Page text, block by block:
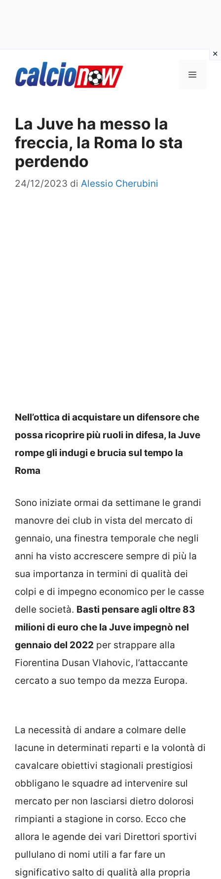
Menu
La Juve ha messo la
freccia, la Roma lo sta
perdendo
24/12/2023 di Alessio Cherubini
Nell’ottica di acquistare un difensore che
possa ricoprire più ruoli in difesa, la Juve
rompe gli indugi e brucia sul tempo la
Roma
Sono iniziate ormai da settimane le grandi
manovre dei club in vista del mercato di
gennaio, una finestra temporale che negli
anni ha visto accrescere sempre di più la
sua importanza in termini di qualità dei
colpi e di impegno economico per le casse
delle società. Basti pensare agli oltre 83
milioni di euro che la Juve impegnò nel
gennaio del 2022 per strappare alla
Fiorentina Dusan Vlahovic, l’attaccante
cercato a suo tempo da mezza Europa.
La necessità di andare a colmare delle
lacune in determinati reparti e la volontà di
cavalcare obiettivi stagionali prestigiosi
obbligano le squadre ad intervenire sul
mercato per non lasciarsi dietro dolorosi
rimpianti a stagione in corso. Ecco che
allora le agende dei vari Direttori sportivi
pullulano di nomi utili a far fare un
significativo salto di qualità alla propria